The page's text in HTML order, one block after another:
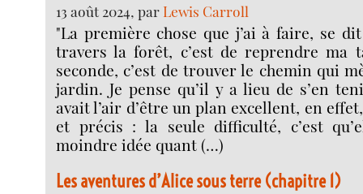
13 août 2024, parLewis Carroll
"La première chose que j’ai à faire, se
travers la forêt, c’est de reprendre ma
seconde, c’est de trouver le chemin qui
jardin. Je pense qu’il y a lieu de s’en
avait l’air d’être un plan excellent, en
et précis : la seule difficulté, c’est
moindre idée quant (…)
Les aventures d’Alice sous terre (chapitre 1)